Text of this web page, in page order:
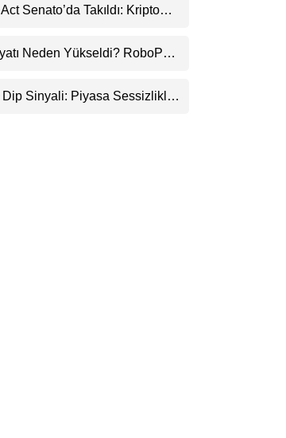
Senato’da Takıldı: Kripto
Neden Yükseldi? RoboPay
Dip Sinyali: Piyasa Sessizlikle